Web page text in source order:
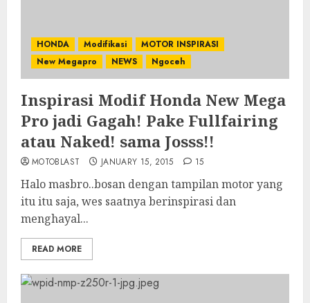
HONDA Modifikasi
MOTOR INSPIRASI
New Megapro
NEWS Ngoceh
Inspirasi Modif Honda New Mega
Pro jadi Gagah! Pake Fullfairing
atau Naked! sama Josss!!
MOTOBLAST JANUARY 15, 2015 15
Halo masbro..bosan dengan tampilan motor yang
itu itu saja, wes saatnya berinspirasi dan
menghayal...
READ MORE